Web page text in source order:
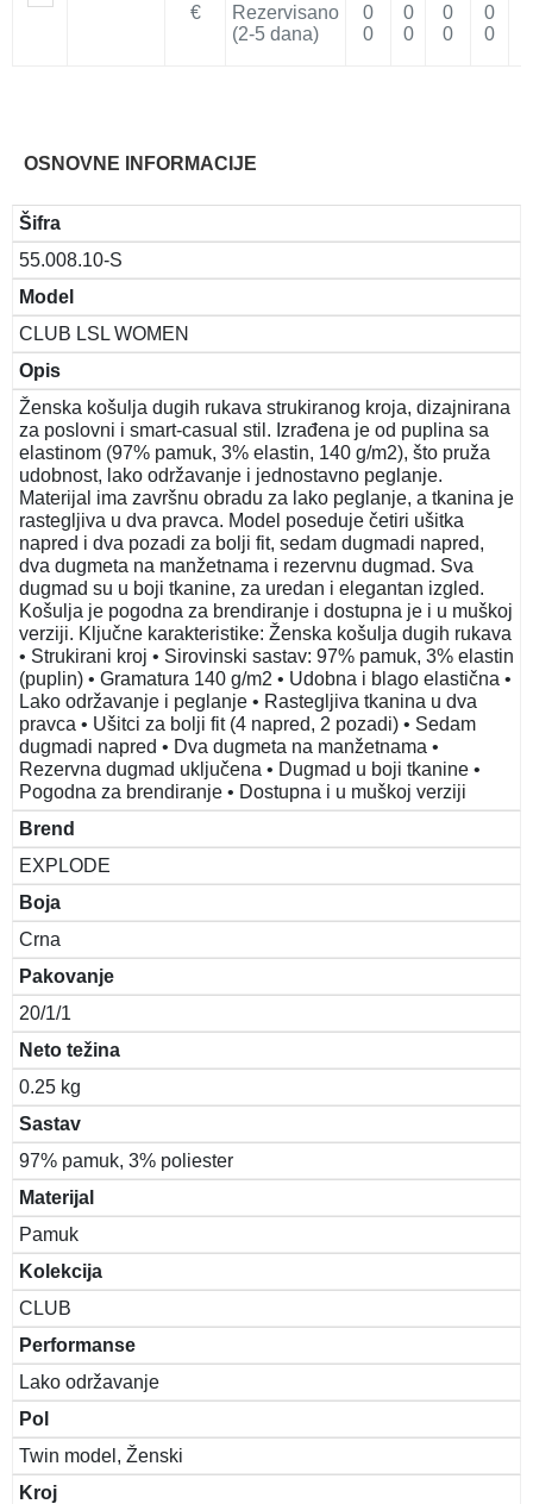
€
Rezervisano
(2-5 dana)
0
0
0
0
0
0
0
0
OSNOVNE INFORMACIJE
Šifra
55.008.10-S
Model
CLUB LSL WOMEN
Opis
Ženska košulja dugih rukava strukiranog kroja, dizajnirana
za poslovni i smart-casual stil. Izrađena je od puplina sa
elastinom (97% pamuk, 3% elastin, 140 g/m2), što pruža
udobnost, lako održavanje i jednostavno peglanje.
Materijal ima završnu obradu za lako peglanje, a tkanina je
rastegljiva u dva pravca. Model poseduje četiri ušitka
napred i dva pozadi za bolji fit, sedam dugmadi napred,
dva dugmeta na manžetnama i rezervnu dugmad. Sva
dugmad su u boji tkanine, za uredan i elegantan izgled.
Košulja je pogodna za brendiranje i dostupna je i u muškoj
verziji. Ključne karakteristike: Ženska košulja dugih rukava
• Strukirani kroj • Sirovinski sastav: 97% pamuk, 3% elastin
(puplin) • Gramatura 140 g/m2 • Udobna i blago elastična •
Lako održavanje i peglanje • Rastegljiva tkanina u dva
pravca • Ušitci za bolji fit (4 napred, 2 pozadi) • Sedam
dugmadi napred • Dva dugmeta na manžetnama •
Rezervna dugmad uključena • Dugmad u boji tkanine •
Pogodna za brendiranje • Dostupna i u muškoj verziji
Brend
EXPLODE
Boja
Crna
Pakovanje
20/1/1
Neto težina
0.25 kg
Sastav
97% pamuk, 3% poliester
Materijal
Pamuk
Kolekcija
CLUB
Performanse
Lako održavanje
Pol
Twin model, Ženski
Kroj